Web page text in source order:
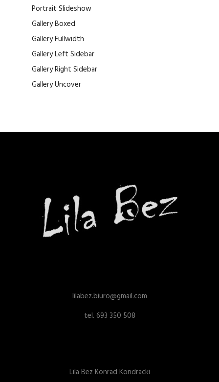
Portrait Slideshow
Gallery Boxed
Gallery Fullwidth
Gallery Left Sidebar
Gallery Right Sidebar
Gallery Uncover
lilabez.biuro@gmail.com
tel. 693 350 508
Lila Bez Konrad Kondracki